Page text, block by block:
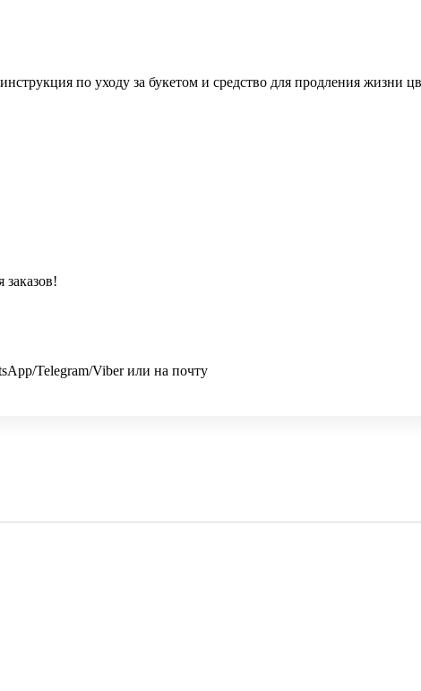
по уходу за букетом и средство для продления жизни
Telegram/Viber или на почту